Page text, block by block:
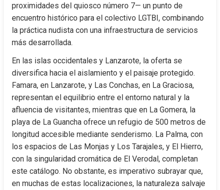
proximidades del quiosco número 7— un punto de
encuentro histórico para el colectivo LGTBI, combinando
la práctica nudista con una infraestructura de servicios
más desarrollada.
En las islas occidentales y Lanzarote, la oferta se
diversifica hacia el aislamiento y el paisaje protegido.
Famara, en Lanzarote, y Las Conchas, en La Graciosa,
representan el equilibrio entre el entorno natural y la
afluencia de visitantes, mientras que en La Gomera, la
playa de La Guancha ofrece un refugio de 500 metros de
longitud accesible mediante senderismo. La Palma, con
los espacios de Las Monjas y Los Tarajales, y El Hierro,
con la singularidad cromática de El Verodal, completan
este catálogo. No obstante, es imperativo subrayar que,
en muchas de estas localizaciones, la naturaleza salvaje